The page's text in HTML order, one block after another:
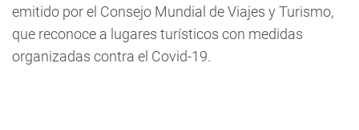
emitido por el Consejo Mundial de Viajes y Turismo,
que reconoce a lugares turísticos con medidas
organizadas contra el Covid-19.